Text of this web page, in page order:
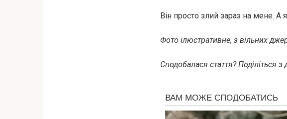
Він просто злий зараз на мене.
Фото ілюстративне, з вільних
Сподобалася стаття? Поділіться